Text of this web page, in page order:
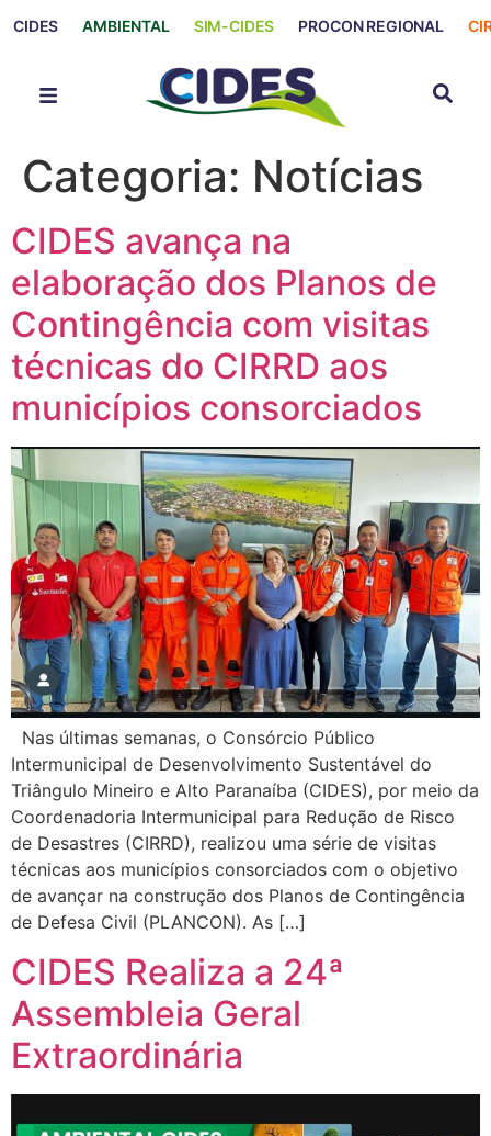
CIDES AMBIENTAL SIM-CIDES PROCON REGIONAL
Categoria: Notícias
CIDES avança na
elaboração dos Planos de
Contingência com visitas
técnicas do CIRRD aos
municípios consorciados
Nas últimas semanas, o Consórcio Público
Intermunicipal de Desenvolvimento Sustentável do
Triângulo Mineiro e Alto Paranaíba (CIDES), por meio da
Coordenadoria Intermunicipal para Redução de Risco
de Desastres (CIRRD), realizou uma série de visitas
técnicas aos municípios consorciados com o objetivo
de avançar na construção dos Planos de Contingência
de Defesa Civil (PLANCON). As […]
CIDES Realiza a 24ª
Assembleia Geral
Extraordinária